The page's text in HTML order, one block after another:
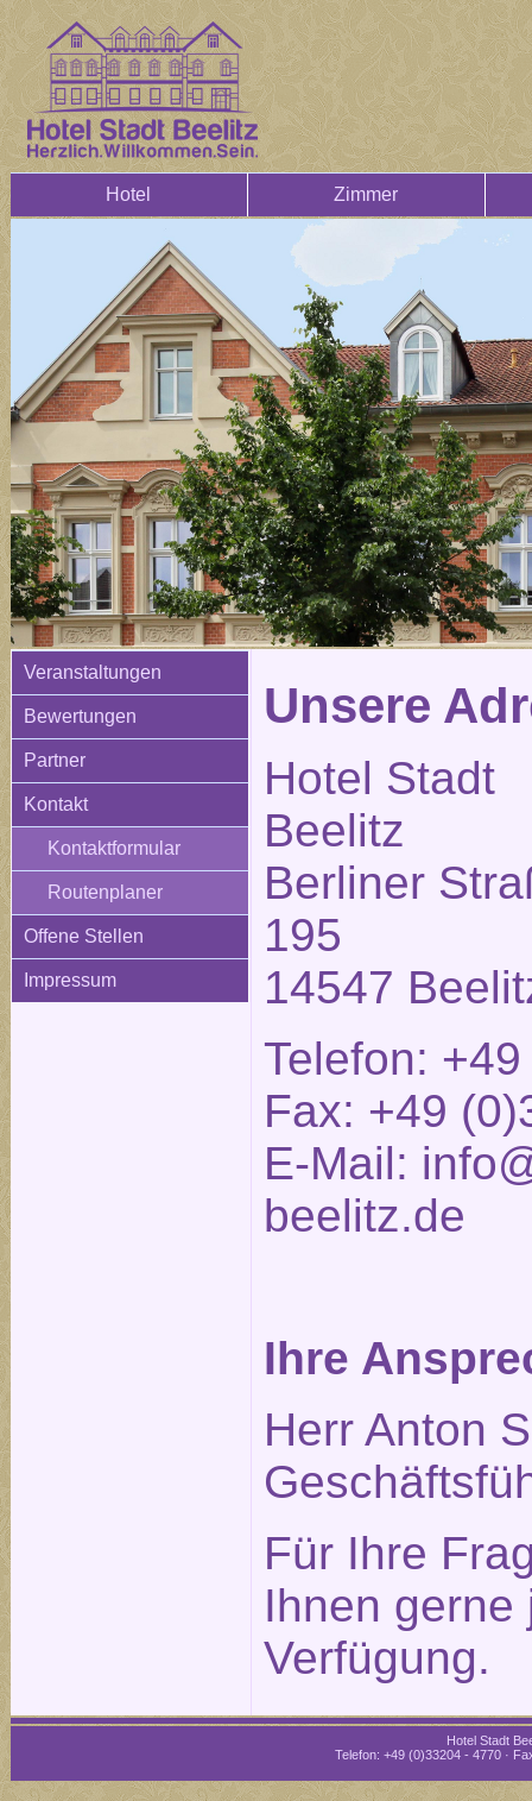
Hotel Zimmer
Veranstaltungen
Bewertungen
Partner
Kontakt
Kontaktformular
Routenplaner
Offene Stellen
Impressum
Unsere
Hotel Stadt
Beelitz
Berliner
195
14547
Telefon:
Fax: +49
E-Mail:
beelitz.de
Ihre
Herr Anton
Für Ihre
Ihnen gerne
Verfügung.
Hotel Stadt
Telefon: +49 (0)33204 - 4770 ·